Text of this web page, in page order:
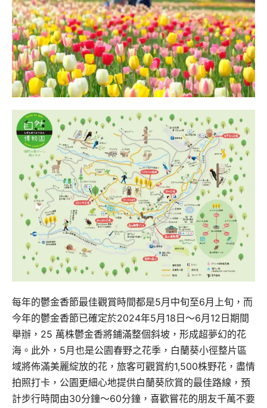
每年的鬱金香節最佳觀賞時間都是5月中旬至6月上旬，而
今年的鬱金香節已確定於2024年5月18日～6月12日期間
舉辦，25 萬株鬱金香將鋪滿整個斜坡，形成超夢幻的花
海。此外，5月也是公園春野之花季，白蘭葵小徑整片區
域將佈滿美麗綻放的花，旅客可觀賞約1,500株野花，盡情
拍照打卡，公園更細心地提供白蘭葵欣賞的最佳路線，預
計步行時間由30分鐘～60分鐘，喜歡嘗花的朋友千萬不要